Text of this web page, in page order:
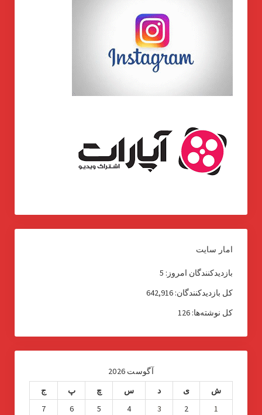
امار سایت
بازدیدکنندگان امروز: 5
کل بازدیدکنند‌گان: 642,916
کل نوشته‌ها: 126
آگوست 2026
ش
ی د س چ پ
ج
1
2
3
4
5
6
7